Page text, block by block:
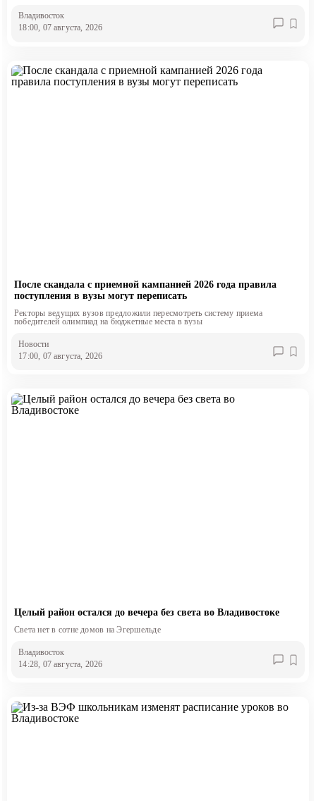
Владивосток
18:00, 07 августа, 2026
После скандала с приемной кампанией 2026 года правила
поступления в вузы могут переписать
Ректоры ведущих вузов предложили пересмотреть систему приема
победителей олимпиад на бюджетные места в вузы
Новости
17:00, 07 августа, 2026
Целый район остался до вечера без света во Владивостоке
Света нет в сотне домов на Эгершельде
Владивосток
14:28, 07 августа, 2026